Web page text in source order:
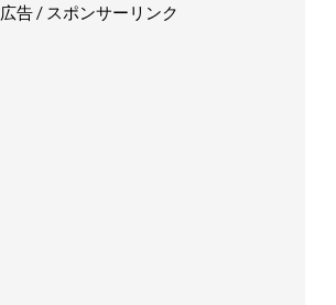
広告 / スポンサーリンク